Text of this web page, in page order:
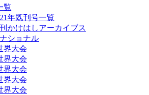
覧
年既刊号一覧
かけはしアーカイブス
ショナル
界大会
界大会
界大会
界大会
界大会